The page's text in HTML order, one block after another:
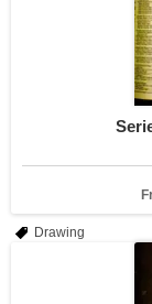
Drawing